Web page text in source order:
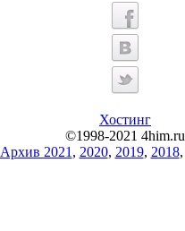
Хостинг
©1998-2021 4him.ru
Архив 2021 , 2020, 2019, 2018,